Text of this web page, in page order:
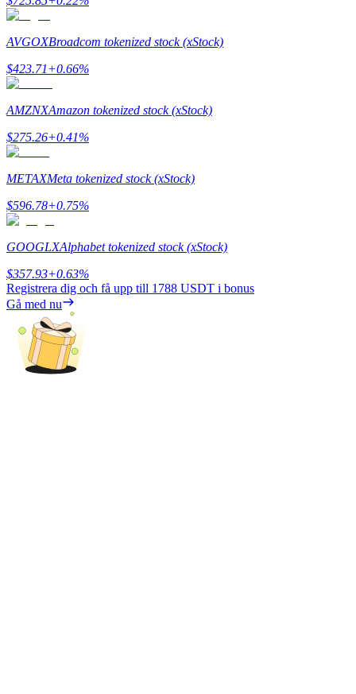
Utsättning
Hög avkastning och omedelbar tillgång
Launchpool
Flexibel insats för att tjäna populära tokens
AVGOXBroadcom tokenized stock (xStock)
$423.71+0.66%
AMZNXAmazon tokenized stock (xStock)
$275.26+0.41%
METAXMeta tokenized stock (xStock)
$596.78+0.75%
GOOGLXAlphabet tokenized stock (xStock)
$357.93+0.63%
Registrera dig och få upp till 1788 USDT i bonus
Gå med nu